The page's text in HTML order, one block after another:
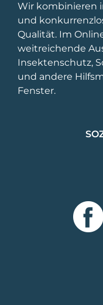
Wir kombinieren
und
Qualität. Im
weitreichende
Insektenschutz,
und andere
Fenster.